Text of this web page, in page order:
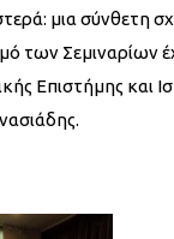
μια σύνθετη
των Σεμιναρίων
Επιστήμης και